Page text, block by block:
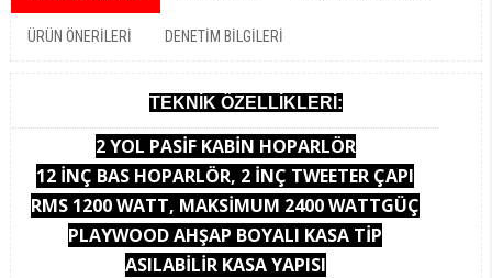
ÜRÜN ÖNERILERI DENETIM BILGILERI
TEKNİK ÖZELLİKLERİ:
2 YOL PASİF KABİN HOPARLÖR
12 İNÇ BAS HOPARLÖR, 2 İNÇ TWEETER ÇAPI
RMS 1200 WATT, MAKSİMUM 2400 WATTGÜÇ
PLAYWOOD AHŞAP BOYALI KASA TİP
ASILABİLİR KASA YAPISI